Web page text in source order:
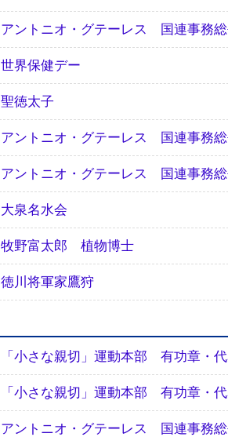
アントニオ・グテーレス 国連事務
世界保健デー
聖徳太子
アントニオ・グテーレス 国連事務
アントニオ・グテーレス 国連事務
大泉名水会
牧野富太郎 植物博士
徳川将軍家鷹狩
「小さな親切」運動本部 有功章・
「小さな親切」運動本部 有功章・
アントニオ・グテーレス 国連事務